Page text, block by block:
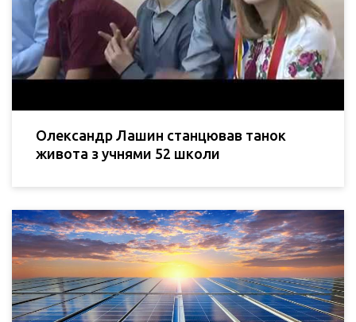
Олександр Лашин станцював танок
живота з учнями 52 школи